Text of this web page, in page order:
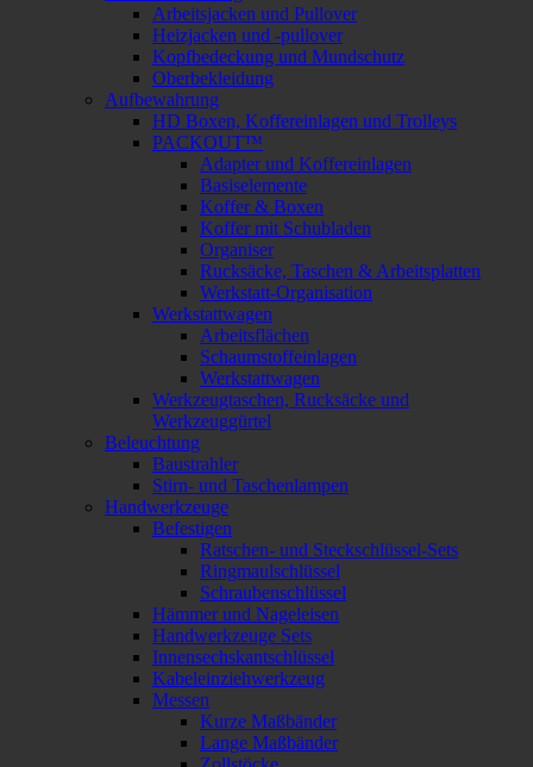
Arbeitsjacken und Pullover
Heizjacken und -pullover
Kopfbedeckung und Mundschutz
Oberbekleidung
Aufbewahrung
HD Boxen, Koffereinlagen und Trolleys
PACKOUT™
Adapter und Koffereinlagen
Basiselemente
Koffer & Boxen
Koffer mit Schubladen
Organiser
Rucksäcke, Taschen & Arbeitsplatten
Werkstatt-Organisation
Werkstattwagen
Arbeitsflächen
Schaumstoffeinlagen
Werkstattwagen
Werkzeugtaschen, Rucksäcke und
Werkzeuggürtel
Beleuchtung
Baustrahler
Stirn- und Taschenlampen
Handwerkzeuge
Befestigen
Ratschen- und Steckschlüssel-Sets
Ringmaulschlüssel
Schraubenschlüssel
Hämmer und Nageleisen
Handwerkzeuge Sets
Innensechskantschlüssel
Kabeleinziehwerkzeug
Messen
Kurze Maßbänder
Lange Maßbänder